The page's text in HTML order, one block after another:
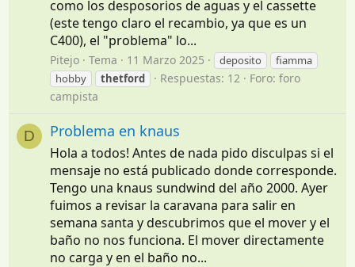
como los desposorios de aguas y el cassette
(este tengo claro el recambio, ya que es un
C400), el "problema" lo...
Pitejo Tema 11 Marzo 2025 deposito
fiamma
hobby
thetford Respuestas: 12 Foro:foro
campista
D Problema en knaus
Hola a todos! Antes de nada pido disculpas si el
mensaje no está publicado donde corresponde.
Tengo una knaus sundwind del año 2000. Ayer
fuimos a revisar la caravana para salir en
semana santa y descubrimos que el mover y el
baño no nos funciona. El mover directamente
no carga y en el baño no...